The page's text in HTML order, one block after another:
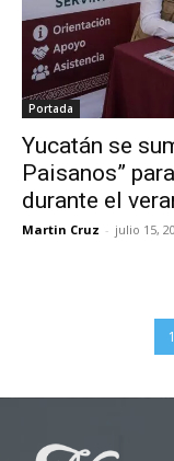
Portada
Yucatán se
Paisanos”
durante el
Martin Cruz - julio 15,
1